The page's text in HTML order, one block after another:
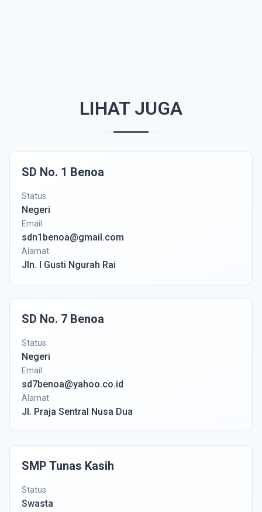
LIHAT JUGA
SD No. 1 Benoa
Status
Negeri
Email
sdn1benoa@gmail.com
Alamat
Jln. I Gusti Ngurah Rai
SD No. 7 Benoa
Status
Negeri
Email
sd7benoa@yahoo.co.id
Alamat
Jl. Praja Sentral Nusa Dua
SMP Tunas Kasih
Status
Swasta